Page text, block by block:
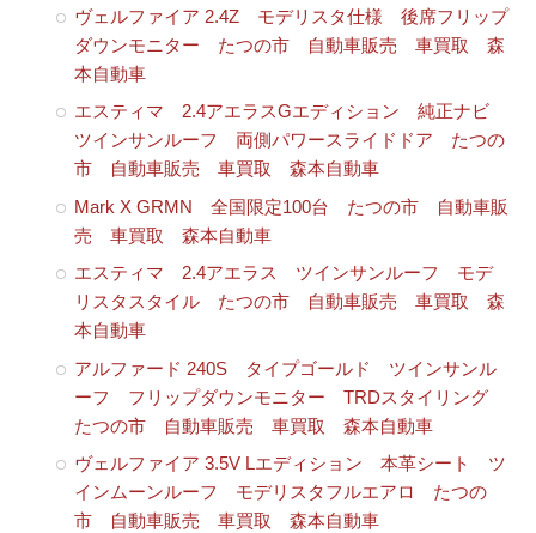
ヴェルファイア 2.4Z モデリスタ仕様 後席フリップ
ダウンモニター たつの市 自動車販売 車買取 森
本自動車
エスティマ 2.4アエラスGエディション 純正ナビ
ツインサンルーフ 両側パワースライドドア たつの
市 自動車販売 車買取 森本自動車
Mark X GRMN 全国限定100台 たつの市 自動車販
売 車買取 森本自動車
エスティマ 2.4アエラス ツインサンルーフ モデ
リスタスタイル たつの市 自動車販売 車買取 森
本自動車
アルファード 240S タイプゴールド ツインサンル
ーフ フリップダウンモニター TRDスタイリング
たつの市 自動車販売 車買取 森本自動車
ヴェルファイア 3.5V Lエディション 本革シート ツ
インムーンルーフ モデリスタフルエアロ たつの
市 自動車販売 車買取 森本自動車